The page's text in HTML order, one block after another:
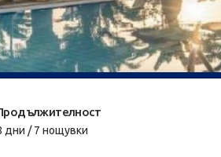
дни / 7 нощувки